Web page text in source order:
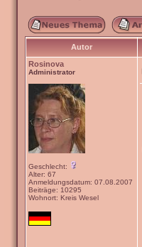
Autor
Rosinova
Administrator
Geschlecht:
Alter: 67
Anmeldungsdatum: 07.08.2007
Beiträge: 10295
Wohnort: Kreis Wesel